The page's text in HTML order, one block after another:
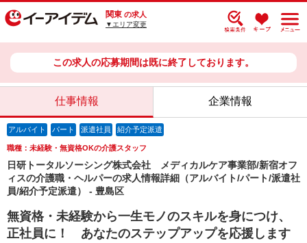
関東 の求人
▼エリア変更
この求人の応募期間は既に終了しております。
仕事情報 企業情報
アルバイト パート 派遣社員 紹介予定派遣
職種：未経験・無資格OKの介護スタッフ
日研トータルソーシング株式会社 メディカルケア事業部/新宿オフ
ィスの介護職・ヘルパーの求人情報詳細（アルバイト/パート/派遣社
員/紹介予定派遣） - 豊島区
無資格・未経験から一生モノのスキルを身につけ、
正社員に！ あなたのステップアップを応援します